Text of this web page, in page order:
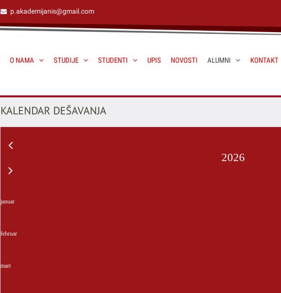
p.akademijanis@gmail.com
O NAMA STUDIJE STUDENTI UPIS NOVOSTI ALUMNI KONTAKT
KALENDAR DEŠAVANJA
2026
januar
februar
mart